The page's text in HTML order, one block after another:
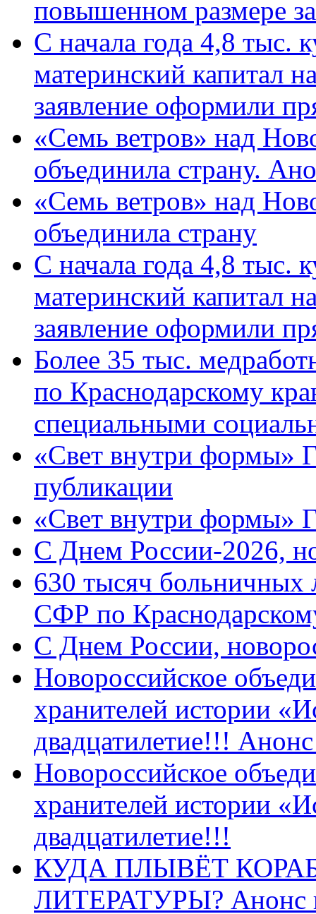
повышенном размере
С начала года 4,8 тыс.
материнский капитал
заявление оформили
«Семь ветров» над
объединила страну.
«Семь ветров» над
объединила страну
С начала года 4,8 тыс.
материнский капитал
заявление оформили
Более 35 тыс.
по Краснодарскому
специальными
«Свет внутри формы»
публикации
«Свет внутри формы»
C Днем России-2026,
630 тысяч больничных
СФР по
C Днем России,
Новороссийское
хранителей истории
двадцатилетие!!!
Новороссийское
хранителей истории
двадцатилетие!!!
КУДА ПЛЫВЁТ
ЛИТЕРАТУРЫ? Анонс